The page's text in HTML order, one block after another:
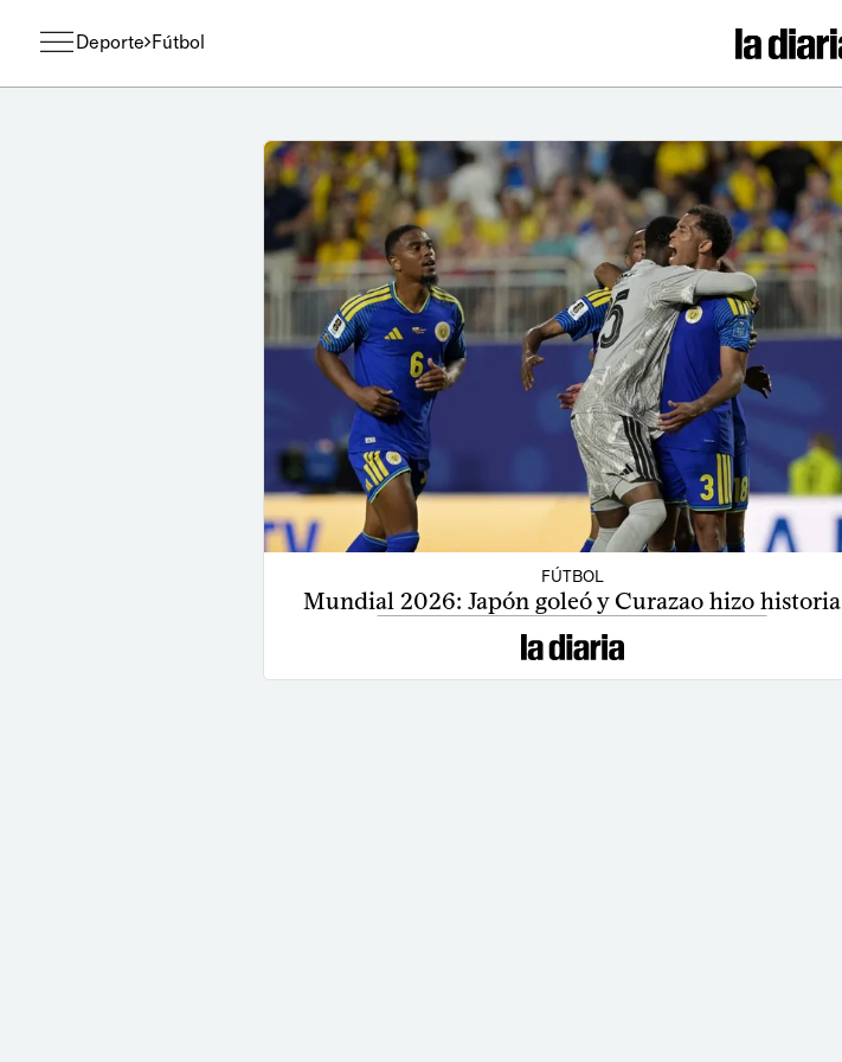
Deporte Fútbol
FÚTBOL
Mundial 2026: Japón goleó y Curazao hizo historia